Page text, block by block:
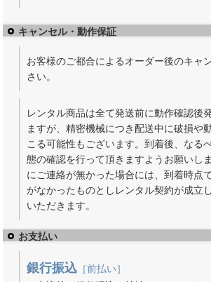
キャンセル・動作保証
お客様のご都合によるオーダー後のキャ
さい。
レンタル商品は全て発送前に動作確認後
ますが、精密機械につき配送中に破損や
こる可能性もございます。到着後、なる
態の確認を行って頂きますようお願いし
にご連絡が無かった場合には、到着時点
がなかったものとしレンタル契約が成立
いただきます。
お支払い
銀行振込［前払い］